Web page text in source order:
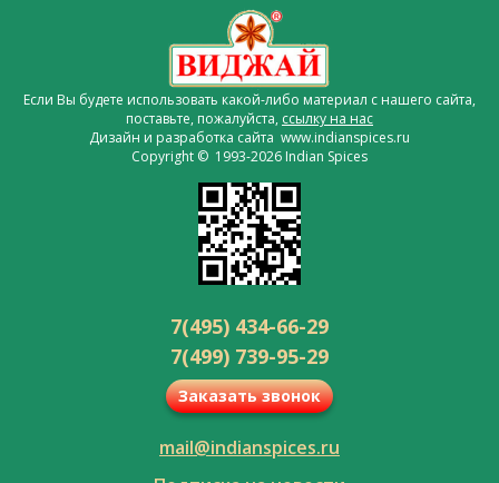
Если Вы будете использовать какой-либо материал с нашего сайта,
поставьте, пожалуйста, ссылку на нас
Дизайн и разработка сайта www.indianspices.ru
Copyright © 1993-2026 Indian Spices
7(495) 434-66-29
7(499) 739-95-29
Заказать звонок
mail@indianspices.ru